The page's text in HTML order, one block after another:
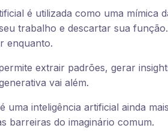
é utilizada como uma mímica
trabalho e descartar sua
enquanto.
extrair padrões, gerar
vai além.
uma inteligência artificial ainda
barreiras do imaginário comum.